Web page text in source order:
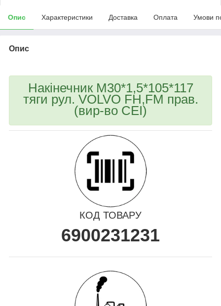
Опис Характеристики Доставка Оплата Умови
Опис
Накінечник М30*1,5*105*117
тяги рул. VOLVO FH,FM прав.
(вир-во CEI)
КОД ТОВАРУ
6900231231